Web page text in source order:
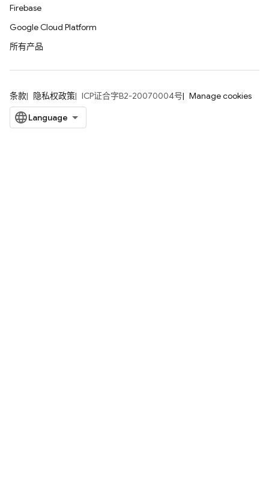
Firebase
Google Cloud Platform
所有产品
条款 隐私权政策 ICP证合字B2-20070004号 Manage cookies